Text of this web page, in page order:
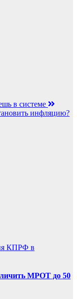
в системе
инфляцию?
КПРФ в
МРОТ до 50